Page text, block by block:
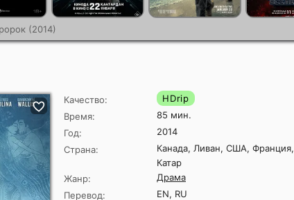
(2014)
Качество:
HDrip
Время:
85 мин.
Год:
2014
Страна:
Канада, Ливан, США, Франция,
Катар
Жанр:
Драма
Перевод:
EN, RU